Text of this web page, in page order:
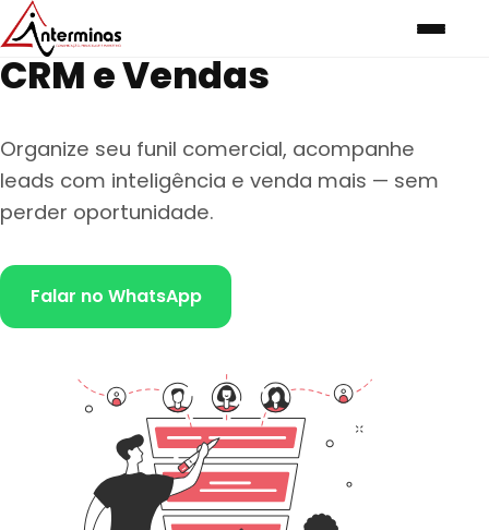
CRM e Vendas
Organize seu funil comercial, acompanhe
leads com inteligência e venda mais — sem
perder oportunidade.
Falar no WhatsApp